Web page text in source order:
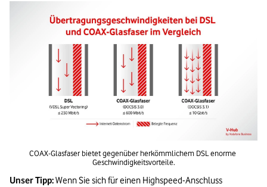
COAX-Glasfaser bietet gegenüber herkömmlichem DSL enorme
Geschwindigkeitsvorteile.
Unser Tipp: Wenn Sie sich für einen Highspeed-Anschluss